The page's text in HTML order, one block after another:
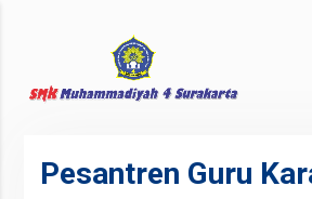
Pesantren Guru